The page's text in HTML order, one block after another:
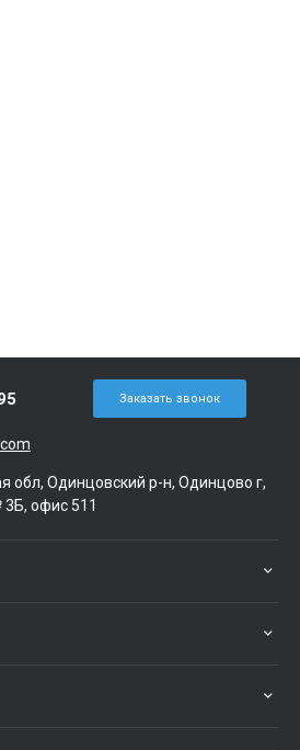
Заказать звонок
обл, Одинцовский р-н, Одинцово г,
офис 511